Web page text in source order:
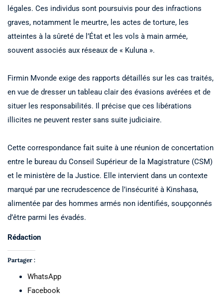
légales. Ces individus sont poursuivis pour des infractions
graves, notamment le meurtre, les actes de torture, les
atteintes à la sûreté de l’État et les vols à main armée,
souvent associés aux réseaux de « Kuluna ».
Firmin Mvonde exige des rapports détaillés sur les cas traités,
en vue de dresser un tableau clair des évasions avérées et de
situer les responsabilités. Il précise que ces libérations
illicites ne peuvent rester sans suite judiciaire.
Cette correspondance fait suite à une réunion de concertation
entre le bureau du Conseil Supérieur de la Magistrature (CSM)
et le ministère de la Justice. Elle intervient dans un contexte
marqué par une recrudescence de l’insécurité à Kinshasa,
alimentée par des hommes armés non identifiés, soupçonnés
d’être parmi les évadés.
Rédaction
Partager :
WhatsApp
Facebook